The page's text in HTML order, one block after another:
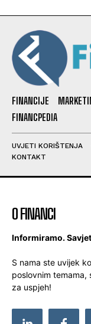
FINANCIJE
FINANCPEDIA
UVJETI KORIŠTENJA
KONTAKT
O FINANCI
Informiramo.
S nama ste uvijek
poslovnim temama,
za uspjeh!